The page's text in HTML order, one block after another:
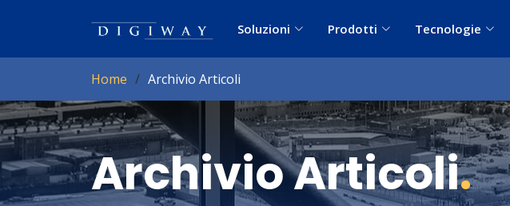
Soluzioni Prodotti Tecnologie
Home Archivio Articoli
Archivio Articoli.